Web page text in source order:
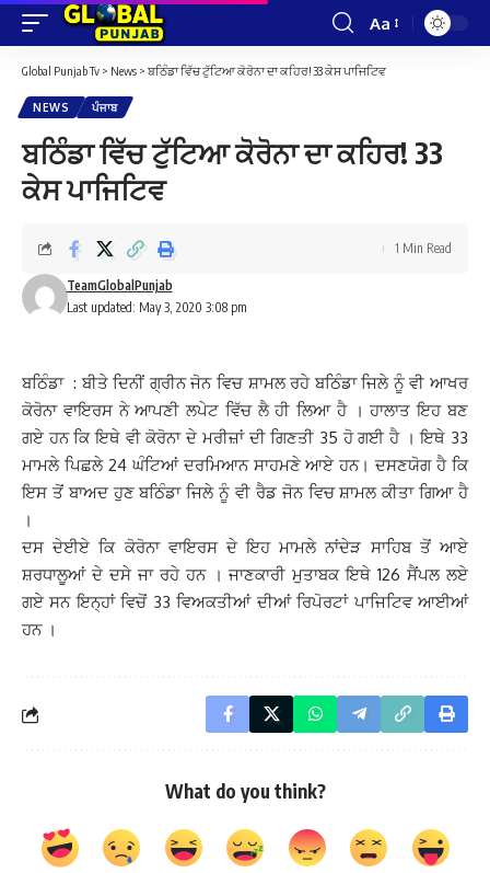
Font
Resizer
Aa
Global Punjab Tv > News > ਬਠਿੰਡਾ ਵਿੱਚ ਟੁੱਟਿਆ ਕੋਰੋਨਾ ਦਾ ਕਹਿਰ! 33 ਕੇਸ ਪਾਜਿਟਿਵ
NEWS ਪੰਜਾਬ
ਬਠਿੰਡਾ ਵਿੱਚ ਟੁੱਟਿਆ ਕੋਰੋਨਾ ਦਾ ਕਹਿਰ! 33
ਕੇਸ ਪਾਜਿਟਿਵ
Last updated: May 3, 2020 3:08 pm
TeamGlobalPunjab
1 Min Read
ਬਠਿੰਡਾ : ਬੀਤੇ ਦਿਨੀਂ ਗ੍ਰੀਨ ਜੋਨ ਵਿਚ ਸ਼ਾਮਲ ਰਹੇ ਬਠਿੰਡਾ ਜਿਲੇ ਨੂੰ ਵੀ ਆਖਰ
ਕੋਰੋਨਾ ਵਾਇਰਸ ਨੇ ਆਪਣੀ ਲਪੇਟ ਵਿੱਚ ਲੈ ਹੀ ਲਿਆ ਹੈ । ਹਾਲਾਤ ਇਹ ਬਣ
ਗਏ ਹਨ ਕਿ ਇਥੇ ਵੀ ਕੋਰੋਨਾ ਦੇ ਮਰੀਜ਼ਾਂ ਦੀ ਗਿਣਤੀ 35 ਹੋ ਗਈ ਹੈ । ਇਥੇ 33
ਮਾਮਲੇ ਪਿਛਲੇ 24 ਘੰਟਿਆਂ ਦਰਮਿਆਨ ਸਾਹਮਣੇ ਆਏ ਹਨ। ਦਸਣਯੋਗ ਹੈ ਕਿ
ਇਸ ਤੋਂ ਬਾਅਦ ਹੁਣ ਬਠਿੰਡਾ ਜਿਲੇ ਨੂੰ ਵੀ ਰੈਡ ਜੋਨ ਵਿਚ ਸ਼ਾਮਲ ਕੀਤਾ ਗਿਆ ਹੈ
।
ਦਸ ਦੇਈਏ ਕਿ ਕੋਰੋਨਾ ਵਾਇਰਸ ਦੇ ਇਹ ਮਾਮਲੇ ਨਾਂਦੇੜ ਸਾਹਿਬ ਤੋਂ ਆਏ
ਸ਼ਰਧਾਲੂਆਂ ਦੇ ਦਸੇ ਜਾ ਰਹੇ ਹਨ । ਜਾਣਕਾਰੀ ਮੁਤਾਬਕ ਇਥੇ 126 ਸੈਂਪਲ ਲਏ
ਗਏ ਸਨ ਇਨ੍ਹਾਂ ਵਿਚੋਂ 33 ਵਿਅਕਤੀਆਂ ਦੀਆਂ ਰਿਪੋਰਟਾਂ ਪਾਜਿਟਿਵ ਆਈਆਂ
ਹਨ ।
What do you think?